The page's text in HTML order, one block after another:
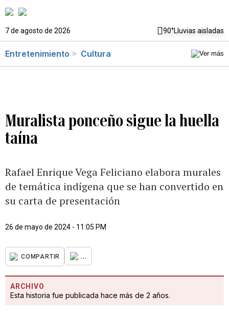
7 de agosto de 2026 90°Lluvias aisladas
Entretenimiento Cultura
Muralista ponceño sigue la huella
taína
Rafael Enrique Vega Feliciano elabora murales
de temática indígena que se han convertido en
su carta de presentación
26 de mayo de 2024 - 11:05 PM
COMPARTIR ...
ARCHIVO
Esta historia fue publicada hace más de 2 años.